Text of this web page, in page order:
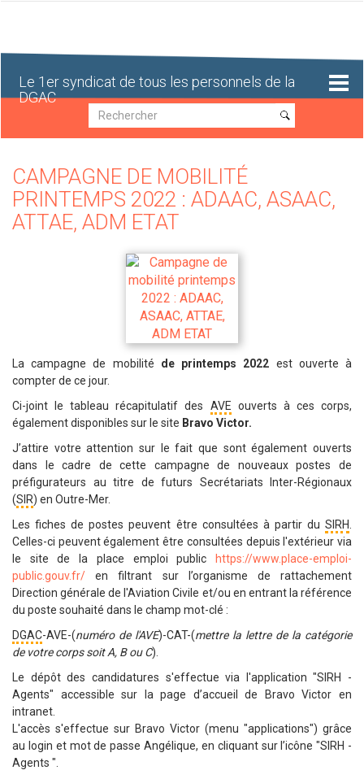
Le 1er syndicat de tous les personnels de la
DGAC
Recherche
Recherche
CAMPAGNE DE MOBILITÉ
PRINTEMPS 2022 : ADAAC, ASAAC,
ATTAE, ADM ETAT
La campagne de mobilité de printemps 2022 est ouverte à
compter de ce jour.
Ci-joint le tableau récapitulatif des AVE ouverts à ces corps,
également disponibles sur le site Bravo Victor.
J’attire votre attention sur le fait que sont également ouverts
dans le cadre de cette campagne de nouveaux postes de
préfigurateurs au titre de futurs Secrétariats Inter-Régionaux
(SIR) en Outre-Mer.
Les fiches de postes peuvent être consultées à partir du SIRH
Celles-ci peuvent également être consultées depuis l'extérieur via
le site de la place emploi public
https://www.place-emploi-
public.gouv.fr/ en filtrant sur l’organisme de rattachement
Direction générale de l'Aviation Civile et/ou en entrant la référence
du poste souhaité dans le champ mot-clé :
DGAC-AVE-(numéro de l'AVE)-CAT-(mettre la lettre de la catégorie
de votre corps soit A, B ou C).
Le dépôt des candidatures s'effectue via l'application "SIRH -
Agents" accessible sur la page d’accueil de Bravo Victor en
intranet.
L'accès s'effectue sur Bravo Victor (menu "applications") grâce
au login et mot de passe Angélique, en cliquant sur l’icône "SIRH -
Agents ".